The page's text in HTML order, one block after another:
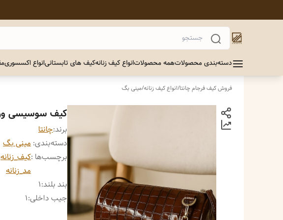
دسته‌بندی محصولاتهمه محصولاتانواع کیف زنانهکیف های تابستانیانواع اکسسوری
فروش کیف فرجام چانتا/انواع کیف زنانه/مینی بگ
کیف سوسیسی
برند:چانتا
دسته‌بندی: مینی بگ
برچسب‌ها :کیف_زنانه
مد_زنانه
بند بلند:
1
جیب داخلی:
1